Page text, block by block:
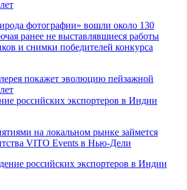
фотографии» вошли около 130
ранее не выставлявшиеся работы
и снимки победителей конкурса
российских экспортеров в Индии
на локальном рынке займется
VITO Events в Нью-Дели